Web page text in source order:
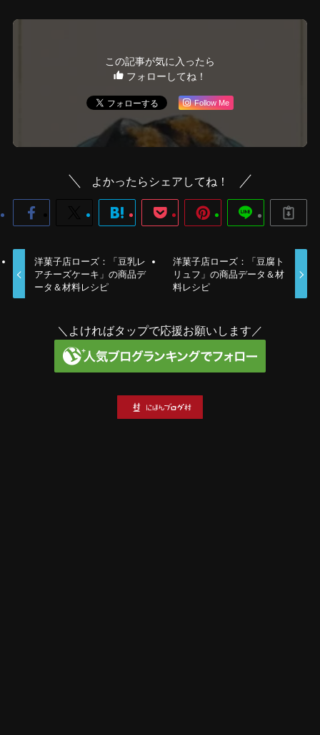
この記事が気に入ったら
フォローしてね！
Follow Me
よかったらシェアしてね！
洋菓子店ローズ：「豆乳レ
アチーズケーキ」の商品デ
ータ＆材料レシピ
洋菓子店ローズ：「豆腐ト
リュフ」の商品データ＆材
料レシピ
＼よければタップで応援お願いします／